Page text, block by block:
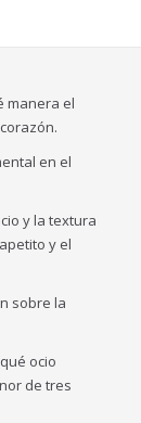
manera el
en el
y la textura
y el
sobre la
ocio
de tres